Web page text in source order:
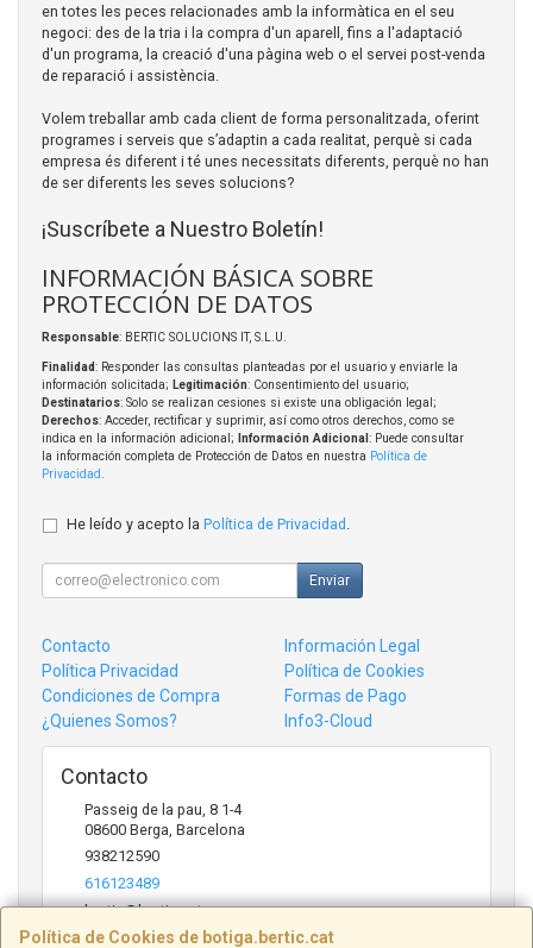
Política de Cookies de botiga.bertic.cat
en totes les peces relacionades amb la informàtica en el seu
negoci: des de la tria i la compra d'un aparell, fins a l'adaptació
d'un programa, la creació d'una pàgina web o el servei post-venda
de reparació i assistència.
Volem treballar amb cada client de forma personalitzada, oferint
programes i serveis que s’adaptin a cada realitat, perquè si cada
empresa és diferent i té unes necessitats diferents, perquè no han
de ser diferents les seves solucions?
¡Suscríbete a Nuestro Boletín!
INFORMACIÓN BÁSICA SOBRE
PROTECCIÓN DE DATOS
Responsable: BERTIC SOLUCIONS IT, S.L.U.
Finalidad: Responder las consultas planteadas por el usuario y enviarle la
información solicitada; Legitimación: Consentimiento del usuario;
Destinatarios: Solo se realizan cesiones si existe una obligación legal;
Derechos: Acceder, rectificar y suprimir, así como otros derechos, como se
indica en la información adicional;
Información Adicional : Puede consultar
la información completa de Protección de Datos en nuestra Política de
Privacidad
He leído y acepto la Política de Privacidad
Enviar
Contacto
Información Legal
Política Privacidad
Política de Cookies
Condiciones de Compra
Formas de Pago
¿Quienes Somos?
Info3-Cloud
Contacto
Passeig de la pau, 8 1-4
08600 Berga Barcelona
938212590
616123489
bertic@bertic.cat